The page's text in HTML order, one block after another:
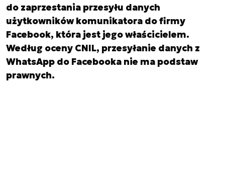
do zaprzestania przesyłu danych
użytkowników komunikatora do firmy
Facebook, która jest jego właścicielem.
Według oceny CNIL, przesyłanie danych z
WhatsApp do Facebooka nie ma podstaw
prawnych.